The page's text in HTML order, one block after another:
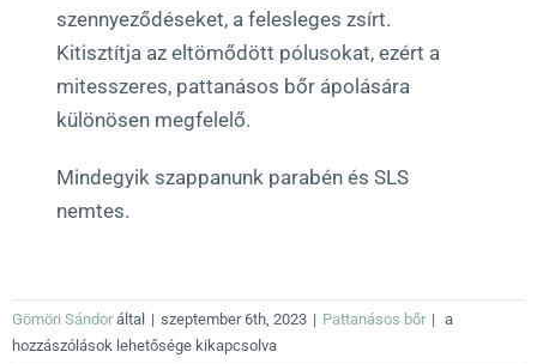
szennyeződéseket, a felesleges zsírt.
Kitisztítja az eltömődött pólusokat, ezért a
mitesszeres, pattanásos bőr ápolására
különösen megfelelő.
Mindegyik szappanunk parabén és SLS
nemtes.
Gömöri Sándor által | szeptember 6th, 2023 | Pattanásos bőr | pattanásos
a
hozzászólások lehetősége kikapcsolva